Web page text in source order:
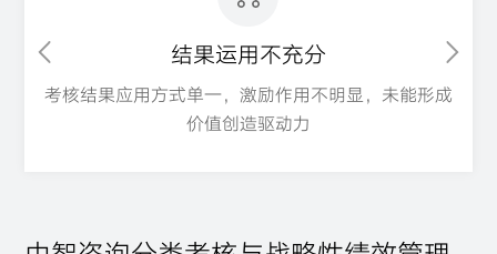
结果运用不充分
考核结果应用方式单一，激励作用不明显，未能形成
价值创造驱动力